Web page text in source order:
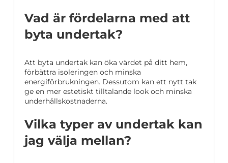
Vad är fördelarna med att
byta undertak?
Att byta undertak kan öka värdet på ditt hem,
förbättra isoleringen och minska
energiförbrukningen. Dessutom kan ett nytt tak
ge en mer estetiskt tilltalande look och minska
underhållskostnaderna.
Vilka typer av undertak kan
jag välja mellan?